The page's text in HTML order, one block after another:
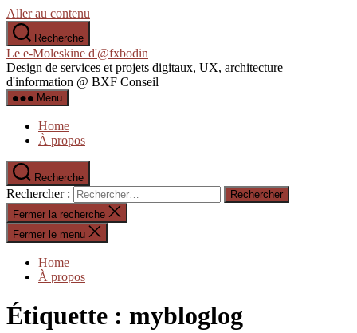
Aller au contenu
Recherche
Le e-Moleskine d'@fxbodin
Design de services et projets digitaux, UX, architecture
d'information @ BXF Conseil
Menu
Home
À propos
Recherche
Rechercher :
Fermer la recherche
Fermer le menu
Home
À propos
Étiquette : mybloglog